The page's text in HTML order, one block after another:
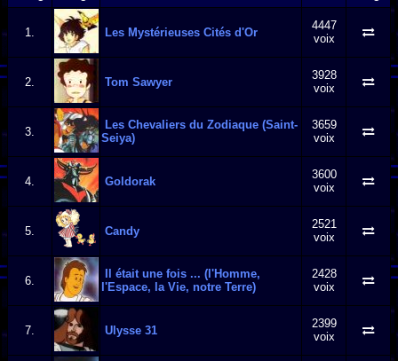
1. Les Mystérieuses Cités d'Or
4447
voix
2. Tom Sawyer
3928
voix
3.
Les Chevaliers du Zodiaque (Saint-
Seiya)
3659
voix
4. Goldorak
3600
voix
5. Candy
2521
voix
6.
Il était une fois ... (l'Homme,
l'Espace, la Vie, notre Terre)
2428
voix
7. Ulysse 31
2399
voix